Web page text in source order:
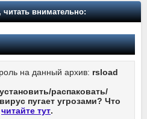
внимательно:
на данный архив: rsload
распаковать/
пугает угрозами? Что
читайте тут.